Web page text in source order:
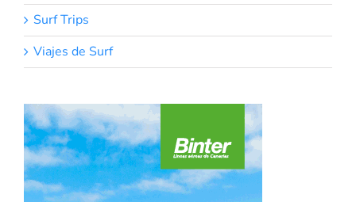
Surf Trips
Viajes de Surf